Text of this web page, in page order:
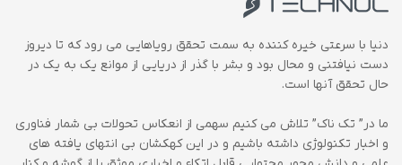
دنیا با سرعتی خیره کننده به سمت تحقق رویاهایی می رود که تا دیروز
دست نیافتنی و محال بود و بشر با گذر از دریایی از موانع یک به یک در
حال تحقق آنها است.
ما در” تک ناک” تلاش می کنیم سهمی از انعکاس تحولات بی شمار فناوری
و اخبار تکنولوژی داشته باشیم و در این کهکشان بی انتهای یافته های